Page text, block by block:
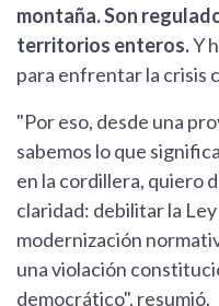
montaña. Son
territorios enteros.Y
para enfrentar la crisis
"Por eso, desde una
sabemos lo que
en la cordillera, quiero
claridad: debilitar la
modernización
una violación
democrático", resumió.